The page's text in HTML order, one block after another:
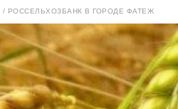
/ РОССЕЛЬХОЗБАНК В ГОРОДЕ ФАТЕЖ